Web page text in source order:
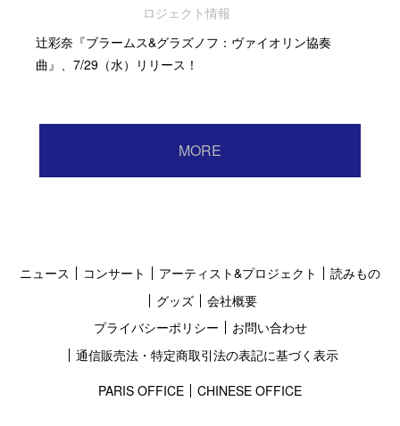
ロジェクト情報
辻彩奈『ブラームス&グラズノフ：ヴァイオリン協奏
曲』、7/29（水）リリース！
MORE
ニュース コンサート アーティスト&プロジェクト
読みもの
グッズ
会社概要
プライバシーポリシー
お問い合わせ
通信販売法・特定商取引法の表記に基づく表示
PARIS OFFICE
CHINESE OFFICE